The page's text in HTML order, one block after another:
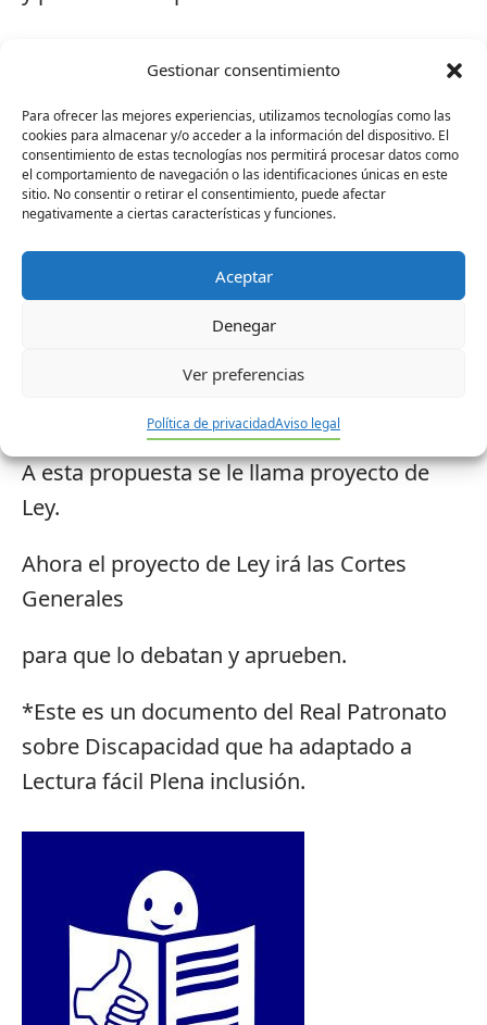
Gestionar consentimiento
Para ofrecer las mejores experiencias, utilizamos tecnologías como las
cookies para almacenar y/o acceder a la información del dispositivo. El
consentimiento de estas tecnologías nos permitirá procesar datos como
el comportamiento de navegación o las identificaciones únicas en este
sitio. No consentir o retirar el consentimiento, puede afectar
negativamente a ciertas características y funciones.
Aceptar
Denegar
Ver preferencias
Política de privacidadAviso legal
Por ejemplo: tener en cuenta a las
organizaciones
de las personas con discapacidad
para hacer políticas de la discapacidad.
Esta es nuestra propuesta.
A esta propuesta se le llama proyecto de
Ley.
Ahora el proyecto de Ley irá las Cortes
Generales
para que lo debatan y aprueben.
*Este es un documento del Real Patronato
sobre Discapacidad que ha adaptado a
Lectura fácil Plena inclusión.